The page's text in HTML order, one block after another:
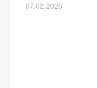
07.02.2026